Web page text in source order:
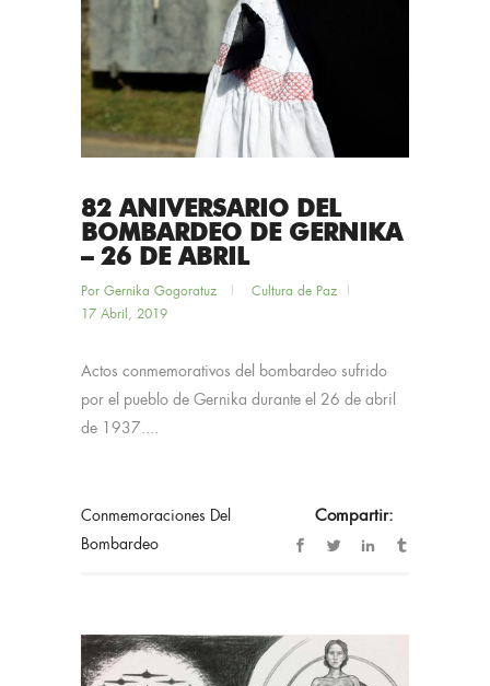
82 ANIVERSARIO DEL
BOMBARDEO DE GERNIKA
– 26 DE ABRIL
Por Gernika Gogoratuz
Cultura de Paz
17 Abril, 2019
Actos conmemorativos del bombardeo sufrido
por el pueblo de Gernika durante el 26 de abril
de 1937....
Conmemoraciones Del
Bombardeo
Compartir: